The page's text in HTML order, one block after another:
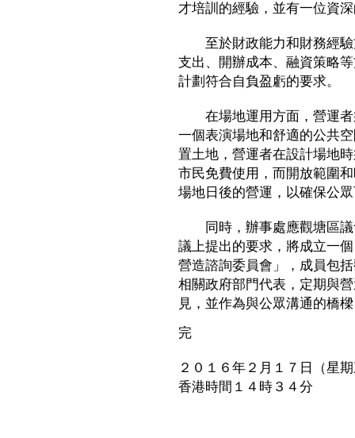
才培訓的經驗，並有一位資
至於財政能力和財務經驗
支出、開辦成本、融資策略
計劃符合自負盈虧的要求。
在場地運用方面，營運者
一個表演場地和舒適的公共
置土地，營運者在設計場地
市民免費使用，而開放範圍
場地日後的營運，以確保公
同時，辦事處應觀塘區議
議上提出的要求，將成立一
營造諮詢委員會」，成員包
相關政府部門代表，定期與
見，並作為與公眾溝通的橋
完
２０１６年２月１７日（星
香港時間１４時３４分